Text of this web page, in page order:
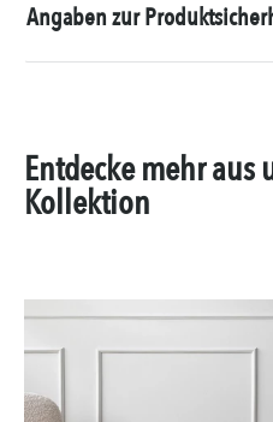
Angaben zur
Entdecke mehr aus
Kollektion